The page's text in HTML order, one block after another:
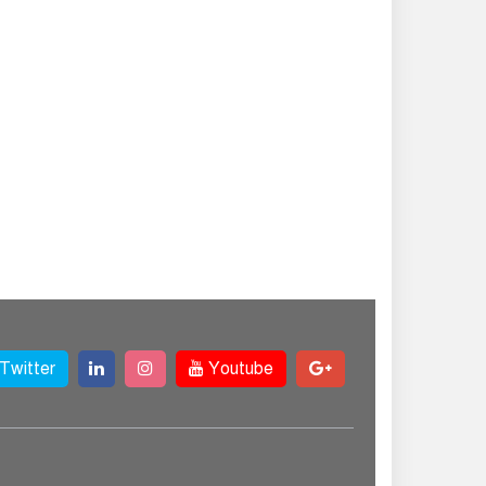
Twitter Youtube